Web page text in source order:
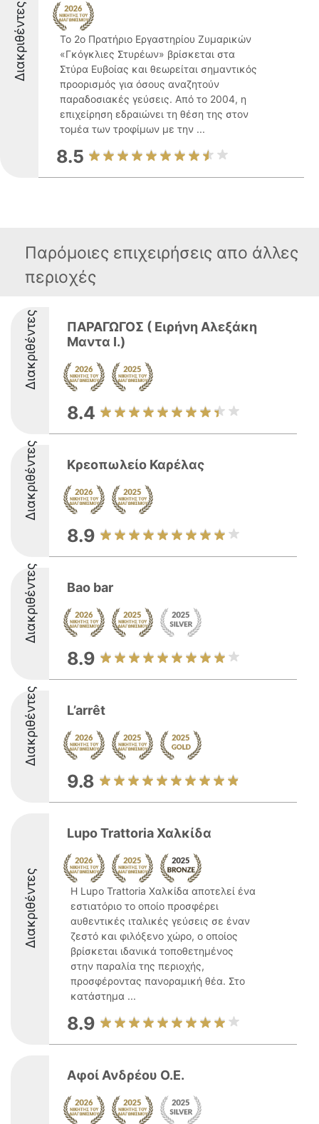
Διακριθέντες
Το 2ο Πρατήριο Εργαστηρίου Ζυμαρικών
«Γκόγκλιες Στυρέων» βρίσκεται στα
Στύρα Ευβοίας και θεωρείται σημαντικός
προορισμός για όσους αναζητούν
παραδοσιακές γεύσεις. Από το 2004, η
επιχείρηση εδραιώνει τη θέση της στον
τομέα των τροφίμων με την ...
8.5
Παρόμοιες επιχειρήσεις απο άλλες
περιοχές
Διακριθέντες
ΠΑΡΑΓΩΓΟΣ ( Ειρήνη Αλεξάκη
Μαντα Ι.)
8.4
Διακριθέντες Κρεοπωλείο Καρέλας
8.9
Διακριθέντες Bao bar
8.9
Διακριθέντες L’arrêt
9.8
Διακριθέντες
Lupo Trattoria Χαλκίδα
Η Lupo Trattoria Χαλκίδα αποτελεί ένα
εστιατόριο το οποίο προσφέρει
αυθεντικές ιταλικές γεύσεις σε έναν
ζεστό και φιλόξενο χώρο, ο οποίος
βρίσκεται ιδανικά τοποθετημένος
στην παραλία της περιοχής,
προσφέροντας πανοραμική θέα. Στο
κατάστημα ...
8.9
Αφοί Ανδρέου Ο.Ε.